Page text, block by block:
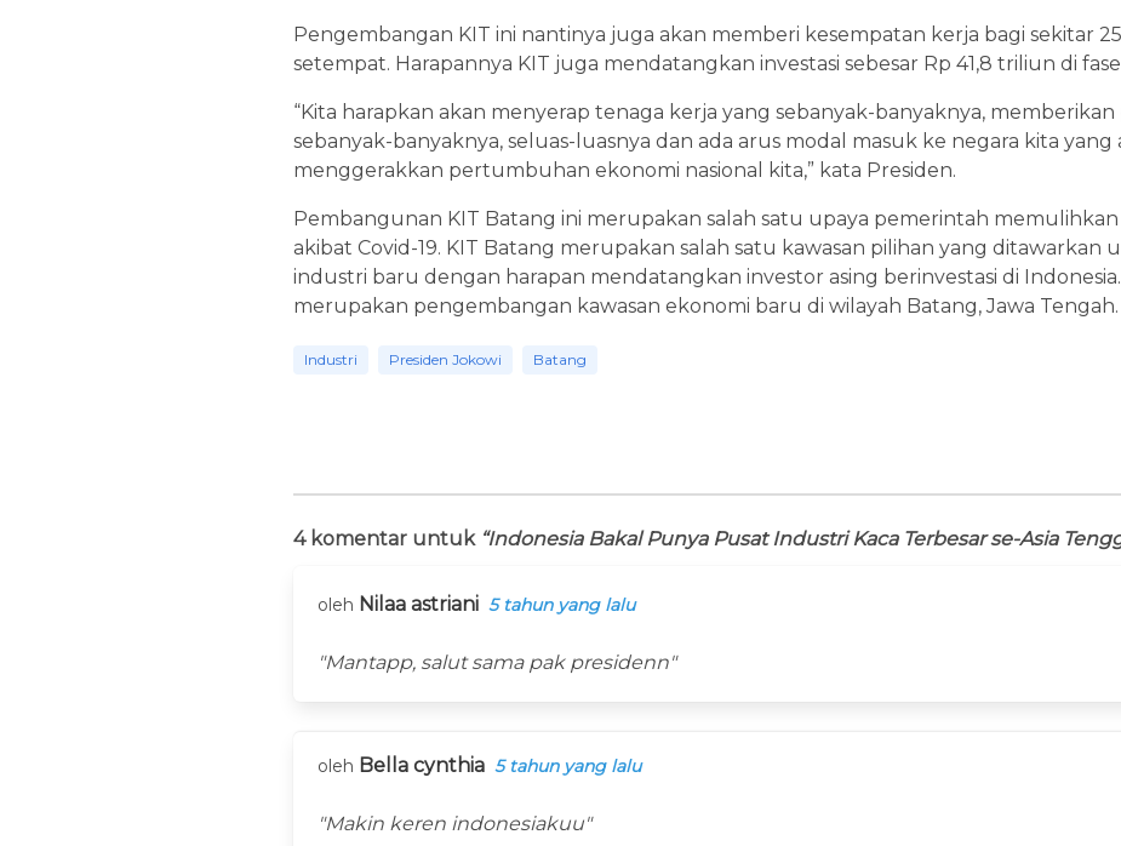
Pengembangan KIT ini nantinya juga akan memberi kesempatan kerja bagi sekitar
setempat. Harapannya KIT juga mendatangkan investasi sebesar Rp 41,8 triliun di
“Kita harapkan akan menyerap tenaga kerja yang sebanyak-banyaknya,
sebanyak-banyaknya, seluas-luasnya dan ada arus modal masuk ke negara kita yang
menggerakkan pertumbuhan ekonomi nasional kita,” kata Presiden.
Pembangunan KIT Batang ini merupakan salah satu upaya pemerintah memulihkan
akibat Covid-19. KIT Batang merupakan salah satu kawasan pilihan yang ditawarkan
industri baru dengan harapan mendatangkan investor asing berinvestasi di
merupakan pengembangan kawasan ekonomi baru di wilayah Batang, Jawa Tengah.
Industri Presiden Jokowi Batang
4 komentar untuk “Indonesia Bakal Punya Pusat Industri Kaca Terbesar se-Asia
oleh Nilaa astriani 5 tahun yang lalu
"Mantapp, salut sama pak presidenn"
oleh Bella cynthia 5 tahun yang lalu
"Makin keren indonesiakuu"